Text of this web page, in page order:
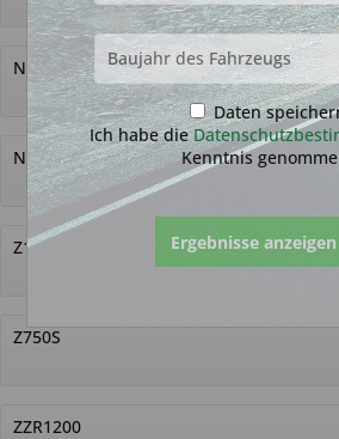
Ninja-ZX14
Ninja-ZX6R
Z1000
Z750S
ZZR1200
Daten
Ich habe die
Kenntnis
Ergebnisse anzeigen